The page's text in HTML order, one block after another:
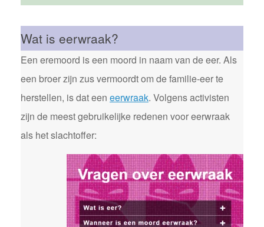
Wat is eerwraak?
Een eremoord is een moord in naam van de eer. Als
een broer zijn zus vermoordt om de familie-eer te
herstellen, is dat een eerwraak. Volgens activisten
zijn de meest gebruikelijke redenen voor eerwraak
als het slachtoffer: